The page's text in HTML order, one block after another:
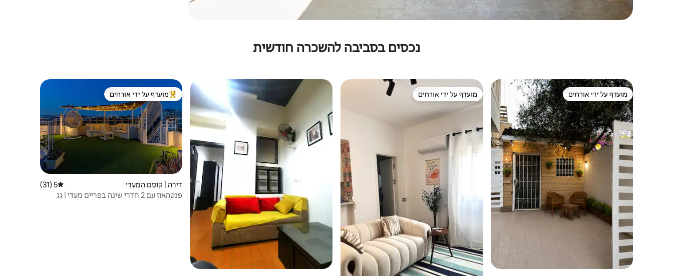
נכסים בסביבה להשכרה חודשית
מועדף על ידי אורחים
מועדף על ידי אורחים מועדף על ידי אורחים
מועדף על ידי אורחים מוביל בקרב נכסים מועדפים על ידי אורחים
מועדף על ידי אורחים
דירה | קּוֹסֵם הַמַּעַדֵּי דירוג ממוצע של 5 מתוך 5, 31 ביקורות
5 (31)
פנטהאוז עם 2 חדרי שינה בפריים מעדי | גג